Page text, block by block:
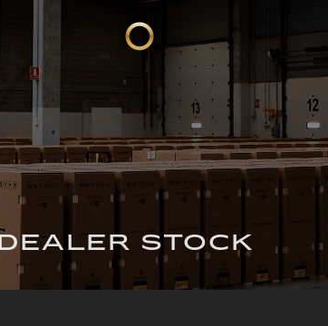
DEALER STOCK